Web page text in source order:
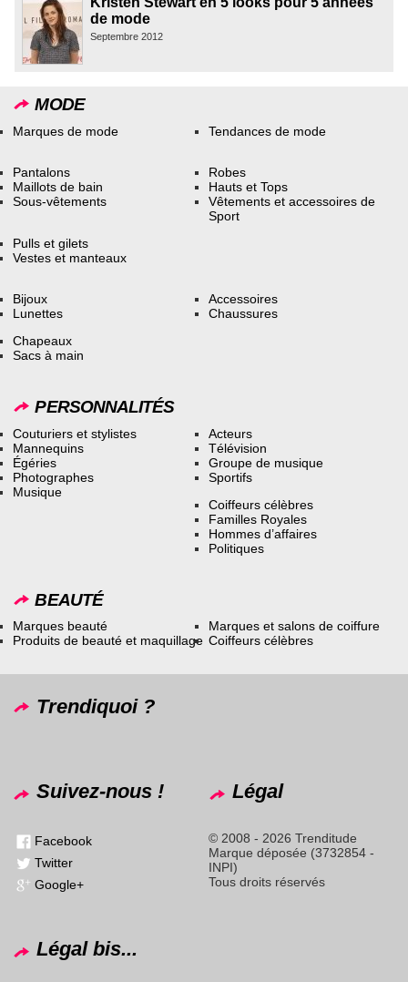
de mode
Septembre 2012
MODE
Marques de mode Tendances de mode
Pantalons
Maillots de bain
Sous-vêtements
Robes
Hauts et Tops
Vêtements et accessoires de
Sport
Pulls et gilets
Vestes et manteaux
Bijoux
Lunettes
Accessoires
Chaussures
Chapeaux
Sacs à main
PERSONNALITÉS
Couturiers et stylistes
Mannequins
Égéries
Photographes
Musique
Acteurs
Télévision
Groupe de musique
Sportifs
Coiffeurs célèbres
Familles Royales
Hommes d’affaires
Politiques
BEAUTÉ
Marques beauté
Produits de beauté et maquillage
Marques et salons de coiffure
Coiffeurs célèbres
Trendiquoi ?
Suivez-nous !
Facebook
Twitter
Google+
Légal
© 2008 - 2026 Trenditude
Marque déposée (3732854 -
INPI)
Tous droits réservés
Légal bis...